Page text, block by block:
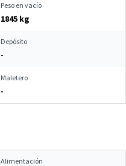
Peso en vacío
1845 kg
Depósito
-
Maletero
-
Alimentación